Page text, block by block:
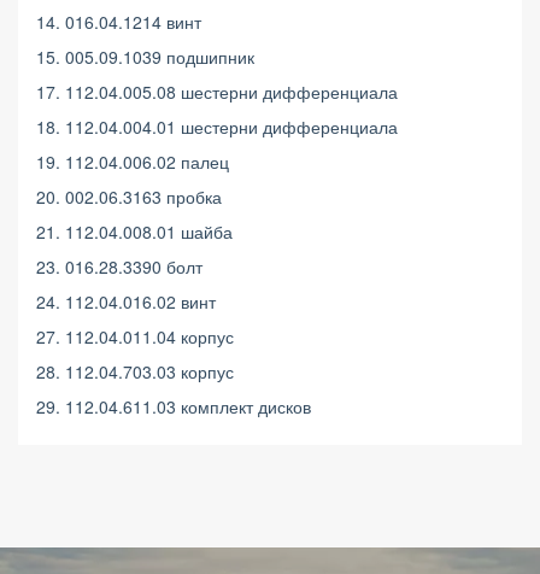
14. 016.04.1214 винт
15. 005.09.1039 подшипник
17. 112.04.005.08 шестерни дифференциала
18. 112.04.004.01 шестерни дифференциала
19. 112.04.006.02 палец
20. 002.06.3163 пробка
21. 112.04.008.01 шайба
23. 016.28.3390 болт
24. 112.04.016.02 винт
27. 112.04.011.04 корпус
28. 112.04.703.03 корпус
29. 112.04.611.03 комплект дисков